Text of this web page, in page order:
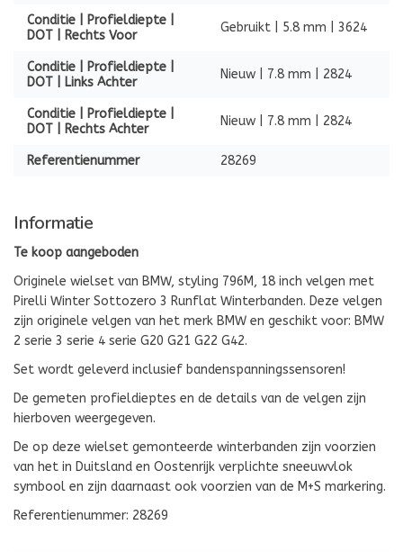
Conditie | Profieldiepte |
DOT | Rechts Voor
Gebruikt | 5.8 mm | 3624
Conditie | Profieldiepte |
DOT | Links Achter
Nieuw | 7.8 mm | 2824
Conditie | Profieldiepte |
DOT | Rechts Achter
Nieuw | 7.8 mm | 2824
Referentienummer 28269
Informatie
Te koop aangeboden
Originele wielset van BMW, styling 796M, 18 inch velgen met
Pirelli Winter Sottozero 3 Runflat Winterbanden. Deze velgen
zijn originele velgen van het merk BMW en geschikt voor: BMW
2 serie 3 serie 4 serie G20 G21 G22 G42.
Set wordt geleverd inclusief bandenspanningssensoren!
De gemeten profieldieptes en de details van de velgen zijn
hierboven weergegeven.
De op deze wielset gemonteerde winterbanden zijn voorzien
van het in Duitsland en Oostenrijk verplichte sneeuwvlok
symbool en zijn daarnaast ook voorzien van de M+S markering.
Referentienummer: 28269